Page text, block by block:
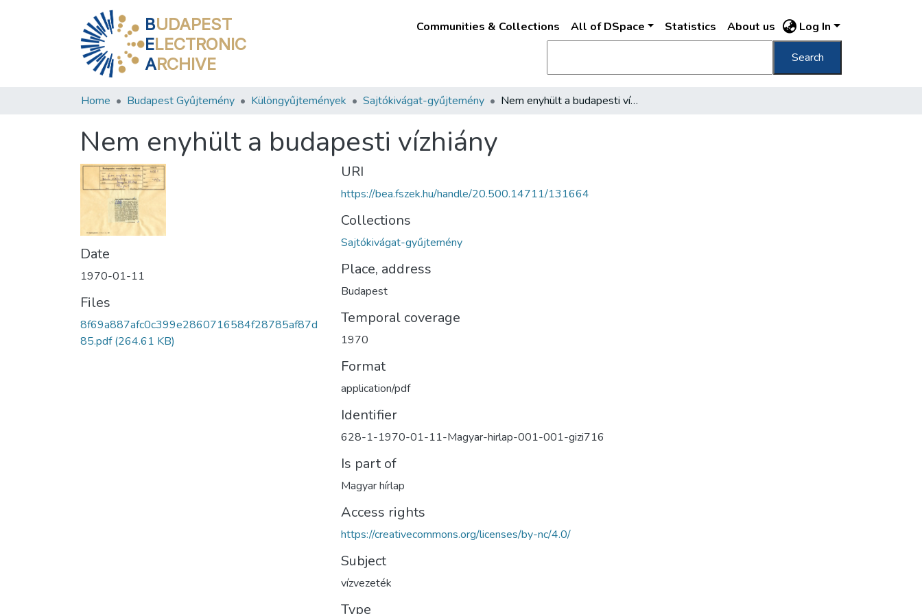
BUDAPEST
ELECTRONIC
ARCHIVE
Communities & Collections All of DSpace Statistics About us Log In
Search
Home Budapest Gyűjtemény Különgyűjtemények Sajtókivágat-gyűjtemény Nem enyhült a budapesti vízhiány
Nem enyhült a budapesti vízhiány
Date
1970-01-11
Files
8f69a887afc0c399e2860716584f28785af87d
85.pdf(264.61 KB)
URI
https://bea.fszek.hu/handle/20.500.14711/131664
Collections
Sajtókivágat-gyűjtemény
Place, address
Budapest
Temporal coverage
1970
Format
application/pdf
Identifier
628-1-1970-01-11-Magyar-hirlap-001-001-gizi716
Is part of
Magyar hírlap
Access rights
https://creativecommons.org/licenses/by-nc/4.0/
Subject
vízvezeték
Type